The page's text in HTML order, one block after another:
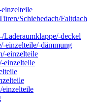
Schiebedach/Faltdach
Laderaumklappe/-deckel
einzelteile/-dämmung
einzelteile
einzelteile